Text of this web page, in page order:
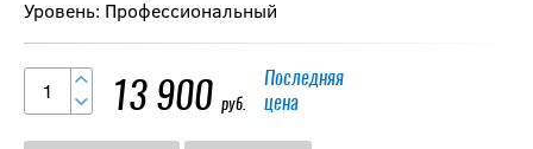
Уровень: Профессиональный
13 900 руб.
Последняя
цена